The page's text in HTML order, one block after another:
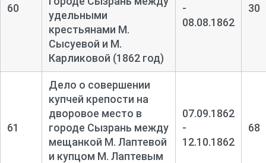
60
удельными
крестьянами М.
Сысуевой и М.
Карликовой (1862 год)
-
08.08.1862
30
61
Дело о совершении
купчей крепости на
дворовое место в
городе Сызрань между
мещанкой М. Лаптевой
и купцом М. Лаптевым
07.09.1862
-
12.10.1862
68